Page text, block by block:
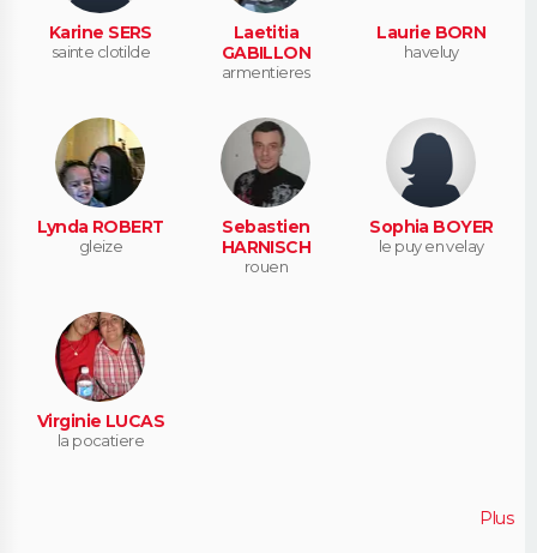
Karine SERS
sainte clotilde
Laetitia
GABILLON
armentieres
Laurie BORN
haveluy
Lynda ROBERT
gleize
Sebastien
HARNISCH
rouen
Sophia BOYER
le puy en velay
Virginie LUCAS
la pocatiere
Plus